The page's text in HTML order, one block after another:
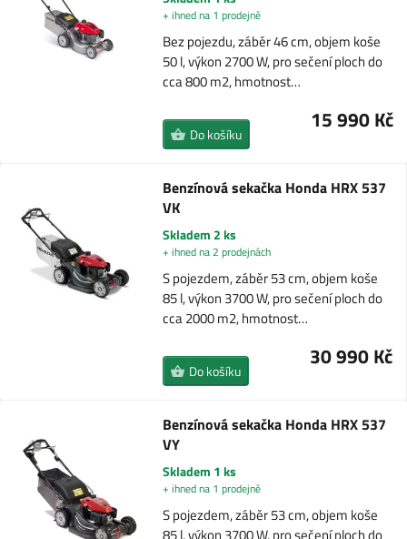
+ ihned na 1 prodejně
Bez pojezdu, záběr 46 cm, objem koše
50 l, výkon 2700 W, pro sečení ploch do
cca 800 m2, hmotnost…
15 990 Kč
Do košíku
Benzínová sekačka Honda HRX 537
VK
Skladem 2 ks
+ ihned na 2 prodejnách
S pojezdem, záběr 53 cm, objem koše
85 l, výkon 3700 W, pro sečení ploch do
cca 2000 m2, hmotnost…
30 990 Kč
Do košíku
Benzínová sekačka Honda HRX 537
VY
Skladem 1 ks
+ ihned na 1 prodejně
S pojezdem, záběr 53 cm, objem koše